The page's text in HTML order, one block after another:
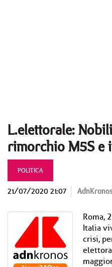
L.elettorale:
rimorchio M5S e
POLITICA
21/07/2020 21:07 AdnKronos
Roma,
Italia
crisi,